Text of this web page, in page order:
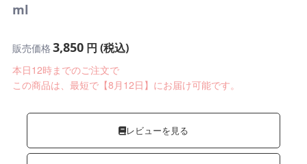
ml
販売価格 3,850円 (税込)
本日12時までのご注文で
この商品は、最短で【8月12日】にお届け可能です。
レビューを見る